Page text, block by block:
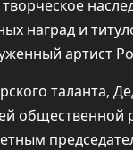
наград и
артист
таланта,
общественной